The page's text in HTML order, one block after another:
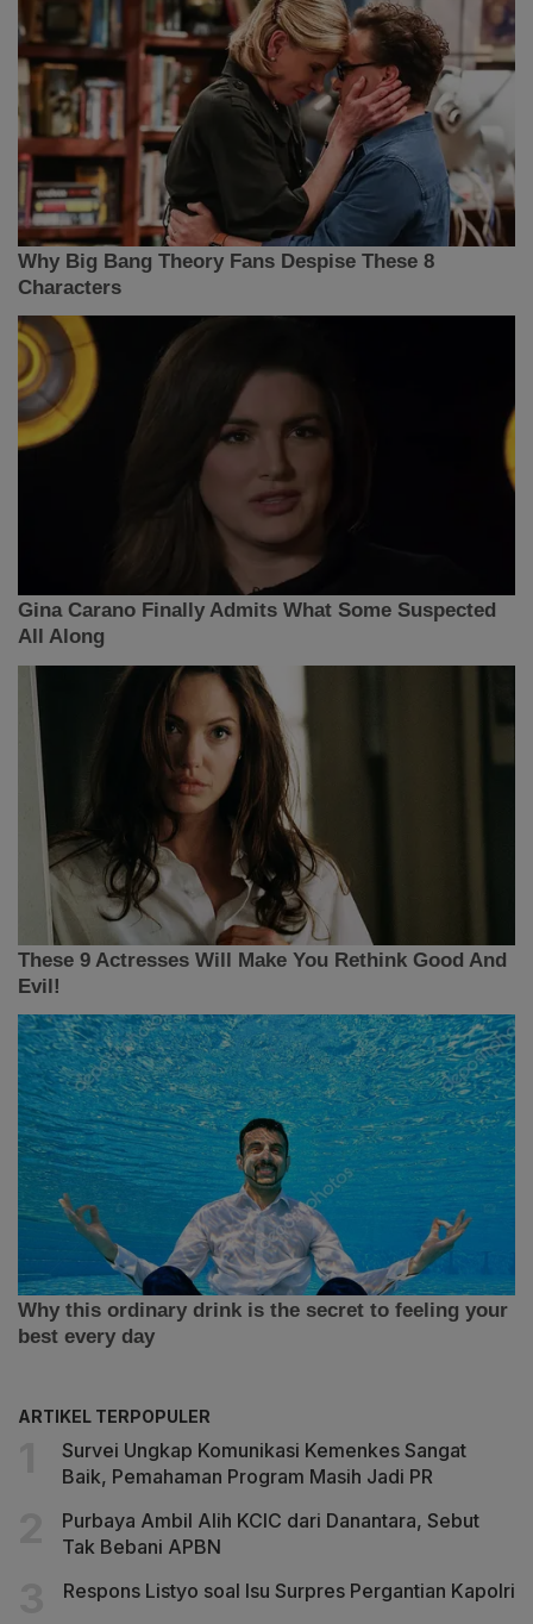
ARTIKEL TERPOPULER
Survei Ungkap Komunikasi Kemenkes Sangat
Baik, Pemahaman Program Masih Jadi PR
Purbaya Ambil Alih KCIC dari Danantara, Sebut
Tak Bebani APBN
Respons Listyo soal Isu Surpres Pergantian Kapolri